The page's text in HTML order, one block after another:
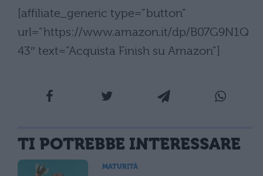
[affiliate_generic type=”button”
url=”https://www.amazon.it/dp/B07G9N1Q
43″ text=”Acquista Finish su Amazon”]
TI POTREBBE INTERESSARE
MATURITÀ